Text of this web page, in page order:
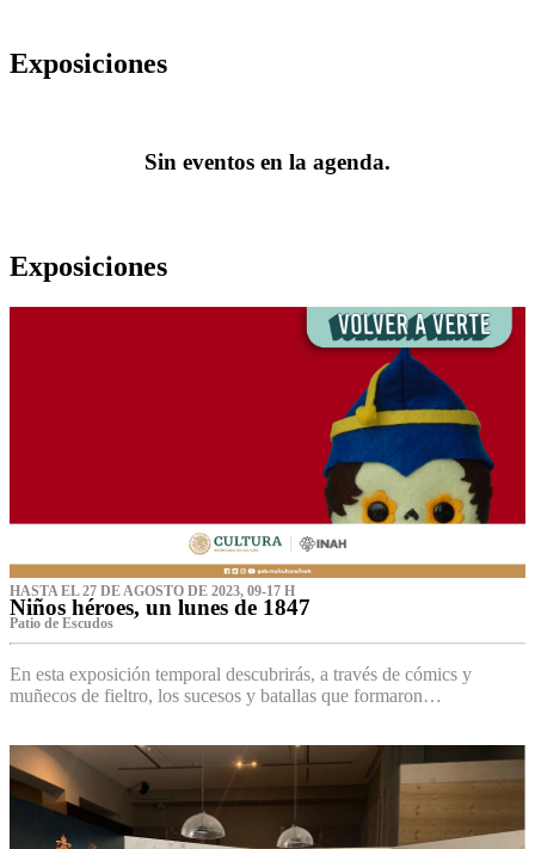
Exposiciones
Sin eventos en la agenda.
Exposiciones
HASTA EL 27 DE AGOSTO DE 2023, 09-17 H
Niños héroes, un lunes de 1847
Patio de Escudos
En esta exposición temporal descubrirás, a través de cómics y
muñecos de fieltro, los sucesos y batallas que formaron…